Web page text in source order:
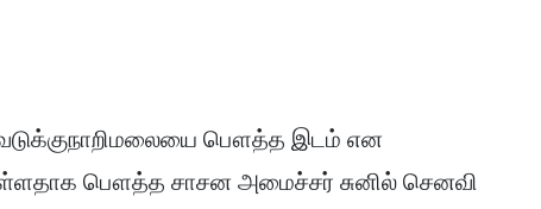
பௌத்த இடம் என
உள்ளதாக பௌத்த சாசன அமைச்சர் சுனில் செனவி